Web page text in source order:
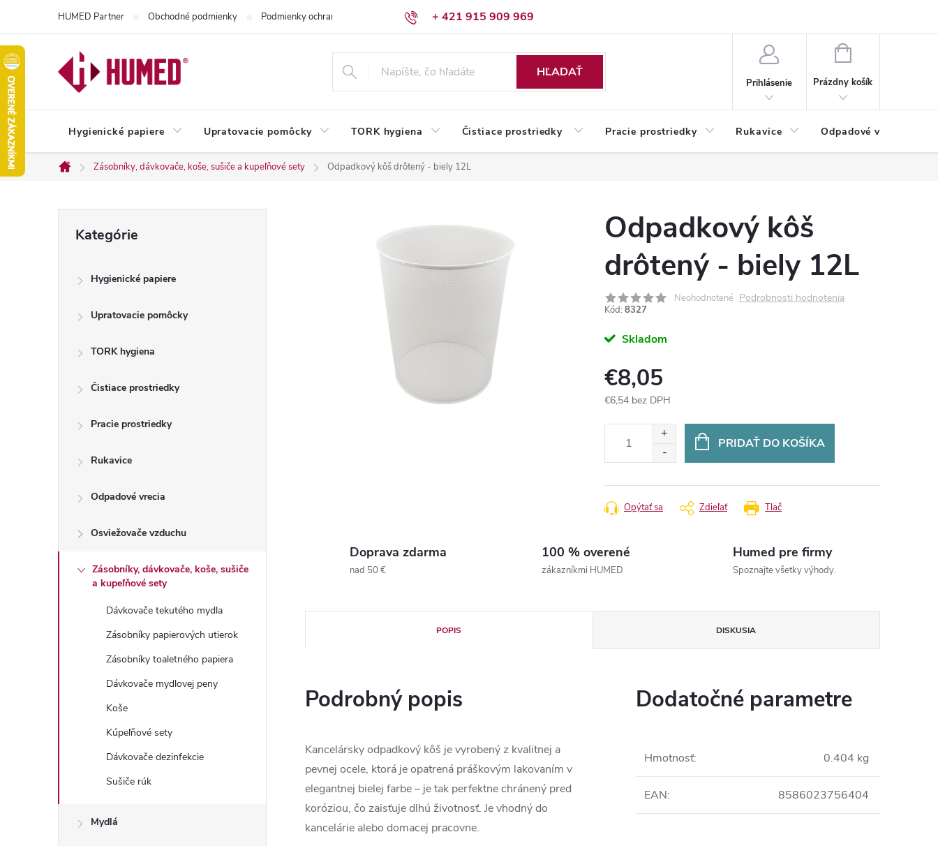
obsah
+ 421 915 909 969
HUMED Partner Obchodné podmienky Podmienky ochrany osobných údajov Reklamačný poriadok
HĽADAŤ
Prihlásenie
NÁKUPNÝ
Prázdny košík
Hygienické papiere Upratovacie pomôcky TORK hygiena Čistiace prostriedky Pracie prostriedky Rukavice Odpadové vrecia
Domov
Zásobníky, dávkovače, koše, sušiče a kupeľňové sety Odpadkový kôš drôtený - biely 12L
kategórie
Kategórie
Hygienické papiere
Upratovacie pomôcky
TORK hygiena
Čistiace prostriedky
Pracie prostriedky
Rukavice
Odpadové vrecia
Osviežovače vzduchu
Zásobníky, dávkovače, koše, sušiče
a kupeľňové sety
Dávkovače tekutého mydla
Zásobníky papierových utierok
Zásobníky toaletného papiera
Dávkovače mydlovej peny
Koše
Kúpeľňové sety
Dávkovače dezinfekcie
Sušiče rúk
Mydlá
Odpadkový kôš
drôtený - biely 12L
Neohodnotené Podrobnosti hodnotenia
Kód: 8327
Skladom
€8,05
€6,54 bez DPH
PRIDAŤ DO KOŠÍKA
Tlač
Opýtať sa Zdieľať
Doprava zdarma
nad 50 €
100 % overené
zákazníkmi HUMED
Humed pre firmy
Spoznajte všetky výhody.
POPIS DISKUSIA
Podrobný popis
Kancelársky odpadkový kôš je vyrobený z kvalitnej a
pevnej ocele, ktorá je opatrená práškovým lakovaním v
elegantnej bielej farbe – je tak perfektne chránený pred
koróziou, čo zaisťuje dlhú životnosť. Je vhodný do
kancelárie alebo domacej pracovne.
Dodatočné parametre
Hmotnosť: 0.404 kg
EAN: 8586023756404